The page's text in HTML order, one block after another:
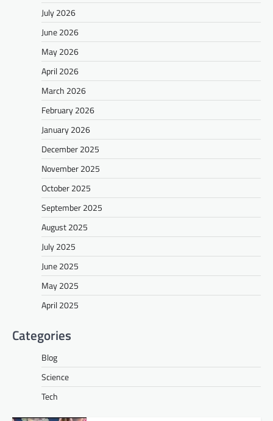
July 2026
June 2026
May 2026
April 2026
March 2026
February 2026
January 2026
December 2025
November 2025
October 2025
September 2025
August 2025
July 2025
June 2025
May 2025
April 2025
Categories
Blog
Science
Tech